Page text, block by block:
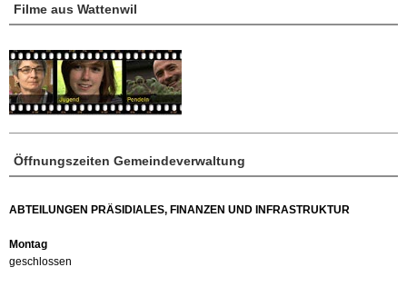
Öffnungszeiten Gemeindeverwaltung
ABTEILUNGEN PRÄSIDIALES, FINANZEN UND INFRASTRUKTUR
Montag
geschlossen
Filme aus Wattenwil